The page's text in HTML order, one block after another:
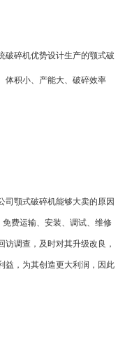
碎机优势设计生产的颚式破
体积小、产能大、破碎效率
颚式破碎机能够大卖的原因
免费运输、安装、调试、维修
调查，及时对其升级改良，
益，为其创造更大利润，因此